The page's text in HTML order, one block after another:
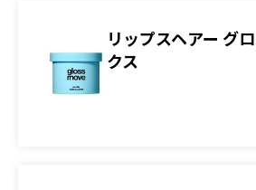
リップスヘアー グ
クス